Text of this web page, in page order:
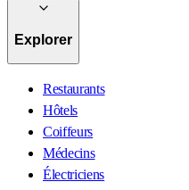
Explorer
Restaurants
Hôtels
Coiffeurs
Médecins
Électriciens